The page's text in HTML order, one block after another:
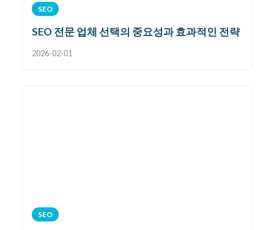
SEO
SEO 전문 업체 선택의 중요성과 효과적인 전략
2026-02-01
SEO